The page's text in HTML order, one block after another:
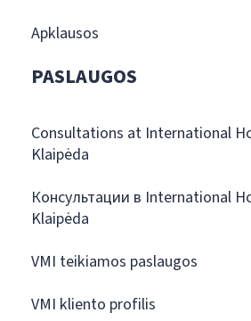
Apklausos
PASLAUGOS
Consultations at International
Klaipėda
Консультации в International
Klaipėda
VMI teikiamos paslaugos
VMI kliento profilis